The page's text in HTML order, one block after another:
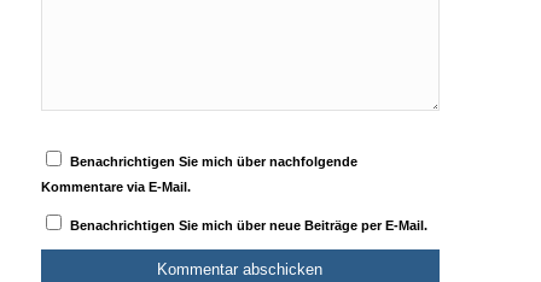
Benachrichtigen Sie mich über nachfolgende
Kommentare via E-Mail.
Benachrichtigen Sie mich über neue Beiträge per E-Mail.